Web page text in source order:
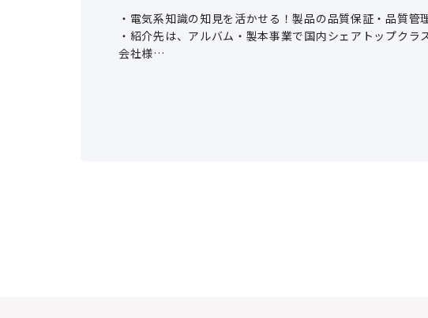
・電気系知識の知見を活かせる！製品の品質保証・品質管
・紹介先は、アルバム・製本事業で国内シェアトップク
会社様
製品を、企画・開発から製造、販売、保守まで一貫して手
・本ポジションでは、自社ブランド製品はもちろん、国
を推進し、ブランド価値および信頼性のさらなる向上に貢